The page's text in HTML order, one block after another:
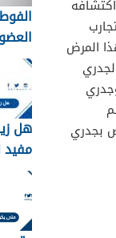
مصاب بهذا المرض
بجدري
هل
مفيد